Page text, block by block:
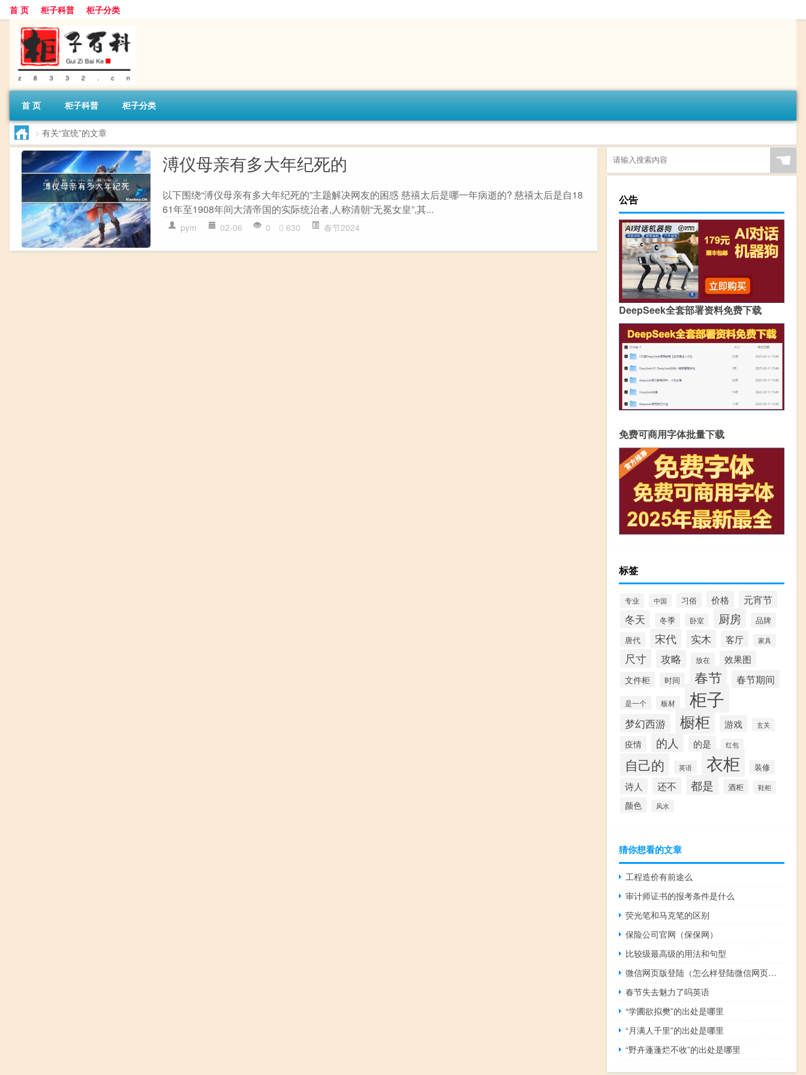
首 页 柜子科普 柜子分类
首 页 柜子科普 柜子分类
> 有关“宣统”的文章
溥仪母亲有多大年纪死的
以下围绕“溥仪母亲有多大年纪死的”主题解决网友的困惑 慈禧太后是哪一年病逝的? 慈禧太后是自18
61年至1908年间大清帝国的实际统治者,人称清朝“无冕女皇”,其...
pym 02-06 0 630 春节2024
☚
公告
DeepSeek全套部署资料免费下载
免费可商用字体批量下载
标签
专业 中国 习俗 价格 元宵节
冬天 冬季 卧室 厨房
品牌
唐代
宋代 实木 客厅 家具
尺寸 攻略 放在 效果图
文件柜 时间 春节 春节期间
是一个 板材 柜子
梦幻西游 橱柜 游戏 玄关
疫情 的人 的是 红包
自己的 英语 衣柜 装修
诗人 还不 都是 酒柜 鞋柜
颜色 风水
猜你想看的文章
工程造价有前途么
审计师证书的报考条件是什么
荧光笔和马克笔的区别
保险公司官网（保保网）
比较级最高级的用法和句型
微信网页版登陆（怎么样登陆微信网页版不需要扫描）
春节失去魅力了吗英语
“学圃欲拟樊”的出处是哪里
“月满人千里”的出处是哪里
“野卉蓬蓬烂不收”的出处是哪里